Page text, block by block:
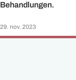
Behandlungen.
29. nov. 2023